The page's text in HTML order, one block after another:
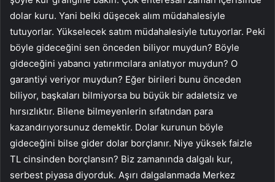
dolar kuru. Yani belki düşecek alım müdahalesiyle
tutuyorlar. Yükselecek satım müdahalesiyle tutuyorlar. Peki
böyle gideceğini sen önceden biliyor muydun? Böyle
gideceğini yabancı yatırımcılara anlatıyor muydun? O
garantiyi veriyor muydun? Eğer birileri bunu önceden
biliyor, başkaları bilmiyorsa bu büyük bir adaletsiz ve
hırsızlıktır. Bilene bilmeyenlerin sıfatından para
kazandırıyorsunuz demektir. Dolar kurunun böyle
gideceğini bilse gider dolar borçlanır. Niye yüksek faizle
TL cinsinden borçlansın? Biz zamanında dalgalı kur,
serbest piyasa diyorduk. Aşırı dalgalanmada Merkez